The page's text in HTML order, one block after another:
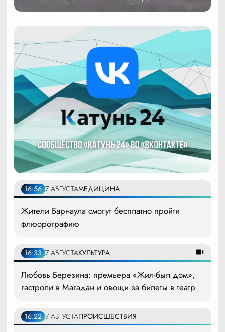
16:56 7 АВГУСТАМЕДИЦИНА
Жители Барнаула смогут бесплатно пройти
флюорографию
16:33 7 АВГУСТАКУЛЬТУРА
Любовь Березина: премьера «Жил-был дом»,
гастроли в Магадан и овощи за билеты в театр
16:22 7 АВГУСТАПРОИСШЕСТВИЯ